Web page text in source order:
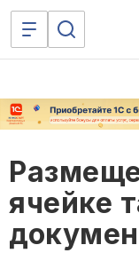
ячейке